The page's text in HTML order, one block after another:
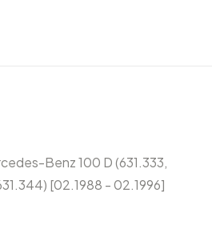
Benz 100 D (631.333,
[02.1988 - 02.1996]